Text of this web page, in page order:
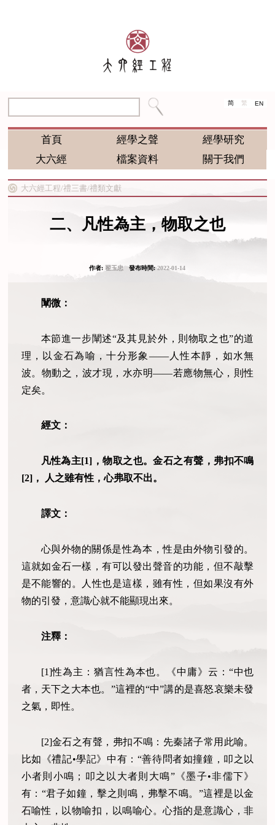
简 繁 EN
首頁 經學之聲
經學研究
大六經
檔案資料 關于我們
大六經工程/禮三書/禮類文獻
二、凡性為主，物取之也
作者:翟玉忠發布時間:2022-01-14
闡微：
本節進一步闡述“及其見於外，則物取之也”的道
理，以金石為喻，十分形象——人性本靜，如水無
波。物動之，波才現，水亦明——若應物無心，則性
定矣。
經文：
凡性為主[1]，物取之也。金石之有聲，弗扣不鳴
[2]， 人之雖有性，心弗取不出。
譯文：
心與外物的關係是性為本，性是由外物引發的。
這就如金石一樣，有可以發出聲音的功能，但不敲擊
是不能響的。人性也是這樣，雖有性，但如果沒有外
物的引發，意識心就不能顯現出來。
注釋：
[1]性為主：猶言性為本也。《中庸》云：“中也
者，天下之大本也。”這裡的“中”講的是喜怒哀樂未發
之氣，即性。
[2]金石之有聲，弗扣不鳴：先秦諸子常用此喻。
比如《禮記•學記》中有：“善待問者如撞鐘，叩之以
小者則小鳴；叩之以大者則大鳴”《墨子•非儒下》
有：“君子如鐘，擊之則鳴，弗擊不鳴。”這裡是以金
石喻性，以物喻扣，以鳴喻心。心指的是意識心，非